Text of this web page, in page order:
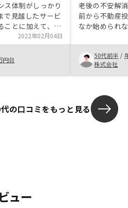
ス体制がしっかり
で見越したサービ
とに加えて、
で簡単に分かるこ
よく勉強されてい
安心して購入を決
話かもしれませ
管理はもう少し配
2022年02月04日
円台
老後の不安解
前から不動産
なか始められ
た為、今回、
で安心して購
50代前半 /
株式会社
の口コミをもっと見る
ュー